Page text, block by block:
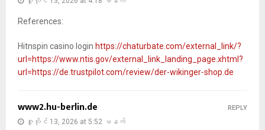
References:
Hitnspin casino login https://chaturbate.com/external_link/?
url=https://www.ntis.gov/external_link_landing_page.xhtml?
url=https://de.trustpilot.com/review/der-wikinger-shop.de
www2.hu-berlin.de
ဇူလိုင် 13, 2026 at 5:52 မနက်
REPLY